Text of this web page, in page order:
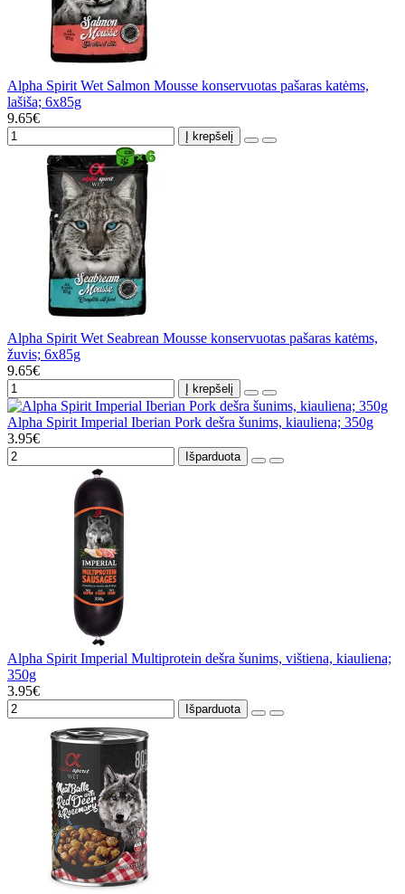
Alpha Spirit Wet Salmon Mousse konservuotas pašaras katėms,
lašiša; 6x85g
9.65€
Į krepšelį
Alpha Spirit Wet Seabrean Mousse konservuotas pašaras katėms,
žuvis; 6x85g
9.65€
Į krepšelį
Alpha Spirit Imperial Iberian Pork dešra šunims, kiauliena; 350g
3.95€
Išparduota
Alpha Spirit Imperial Multiprotein dešra šunims, vištiena, kiauliena;
350g
3.95€
Išparduota